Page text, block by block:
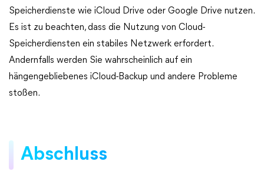
Speicherdienste wie iCloud Drive oder Google Drive nutzen.
Es ist zu beachten, dass die Nutzung von Cloud-
Speicherdiensten ein stabiles Netzwerk erfordert.
Andernfalls werden Sie wahrscheinlich auf ein
hängengebliebenes iCloud-Backup und andere Probleme
stoßen.
Abschluss